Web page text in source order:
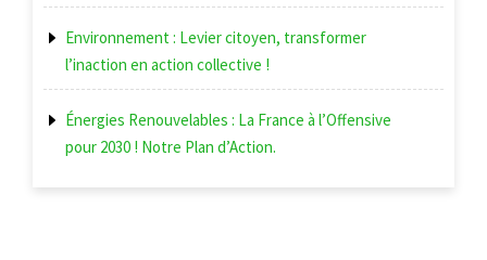
Environnement : Levier citoyen, transformer
l’inaction en action collective !
Énergies Renouvelables : La France à l’Offensive
pour 2030 ! Notre Plan d’Action.